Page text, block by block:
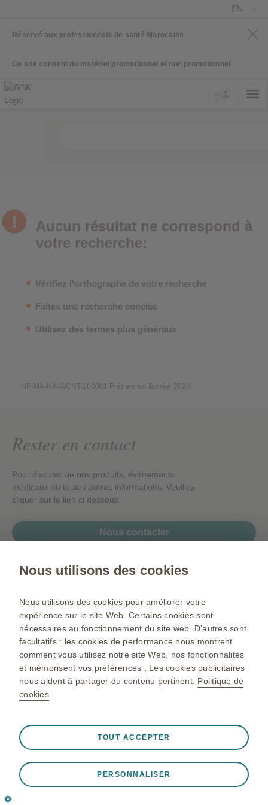
EN
Réservé aux professionnels de santé Marocains
Ce site contient du matériel promotionnel et non promotionnel.
Aucun résultat ne correspond à
votre recherche:
Vérifiez l'orthographe de votre recherche
Faites une recherche concise
Utilisez des termes plus généraux
NP-MA-NA-WCNT-200001 Préparé en Janvier 2020
Rester en contact
Pour discuter de nos produits, événements
médicaux ou toutes autres informations. Veuillez
cliquer sur le lien ci dessous
Nous contacter
Plan du site
Conditions d’utilisation
Déclaration de confidentialité
Politique de cookie
Pour toutes informations complémentaires, veuillez Contacter
GlaxoSmithKline Maroc : N° 49-52 sis au 13ème étage de
Ben Cherif et Main Street, Casablanca
Tél : +212 522 043 888, +212 522 480 002 Fax : +212 522 480
Nous utilisons des cookies
Nous utilisons des cookies pour améliorer votre
expérience sur le site Web. Certains cookies sont
nécessaires au fonctionnement du site web. D’autres sont
facultatifs : les cookies de performance nous montrent
comment vous utilisez notre site Web, nos fonctionnalités
et mémorisent vos préférences ; Les cookies publicitaires
nous aident à partager du contenu pertinent. Politique de
cookies
❮
le stockage des données de session lors d'une visite sur
le site, la gestion des préférences de cookies et de
PERSONNALISER
TOUT ACCEPTER